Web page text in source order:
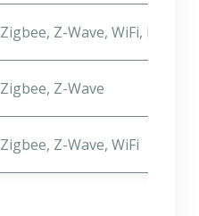
Zigbee, Z-Wave, WiFi, BLE,
Zigbee, Z-Wave
Zigbee, Z-Wave, WiFi